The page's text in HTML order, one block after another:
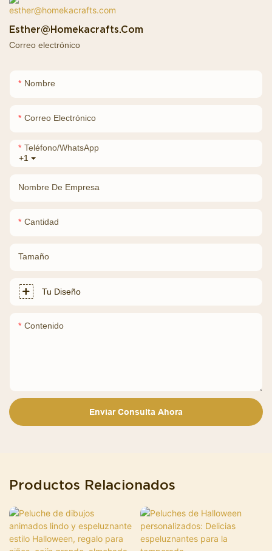
Esther@homekacrafts.com
Correo electrónico
Nombre
Correo Electrónico
+1
Teléfono/WhatsApp
Nombre De Empresa
Cantidad
Tamaño
Tu Diseño
Contenido
Enviar Consulta Ahora
Productos Relacionados